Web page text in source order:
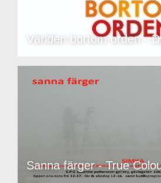
Världen bortom orden -
Sanna färger - True